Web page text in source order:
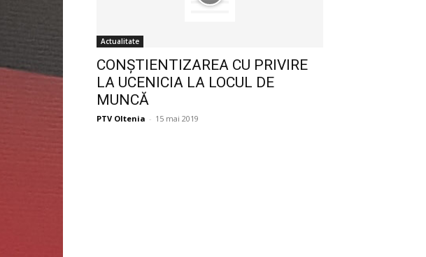
Actualitate
CONȘTIENTIZAREA CU PRIVIRE
LA UCENICIA LA LOCUL DE
MUNCĂ
PTV Oltenia - 15 mai 2019